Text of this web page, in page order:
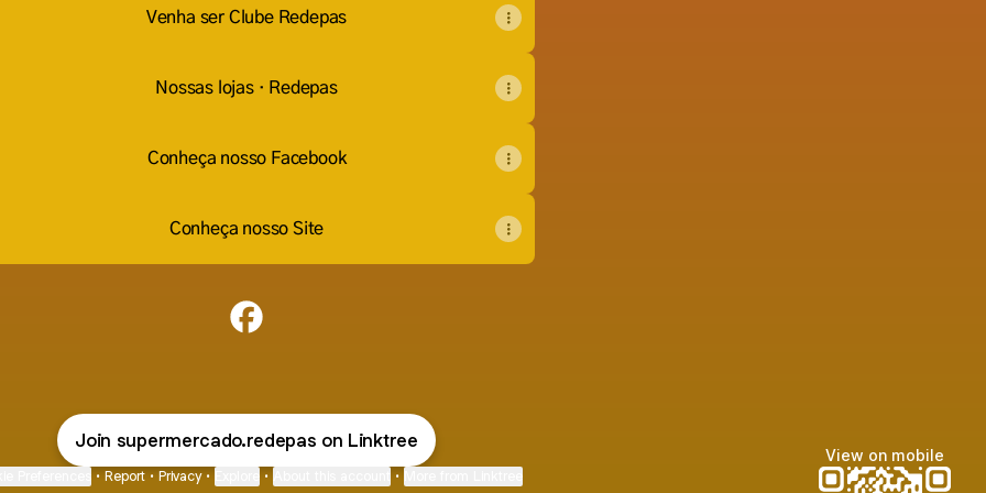
Venha ser Clube Redepas
Nossas lojas · Redepas
Conheça nosso Facebook
Conheça nosso Site
Join supermercado.redepas on Linktree
• Report • Privacy • • •
View on mobile